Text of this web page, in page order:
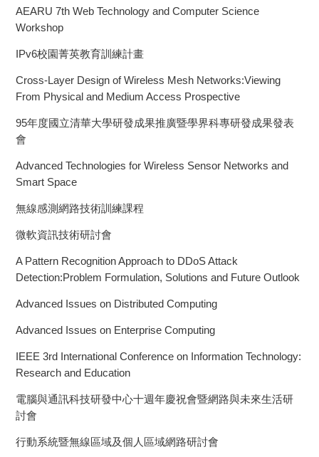
AEARU 7th Web Technology and Computer Science
Workshop
IPv6校園菁英教育訓練計畫
Cross-Layer Design of Wireless Mesh Networks:Viewing
From Physical and Medium Access Prospective
95年度國立清華大學研發成果推廣暨學界科專研發成果發表
會
Advanced Technologies for Wireless Sensor Networks and
Smart Space
無線感測網路技術訓練課程
微軟資訊技術研討會
A Pattern Recognition Approach to DDoS Attack
Detection:Problem Formulation, Solutions and Future Outlook
Advanced Issues on Distributed Computing
Advanced Issues on Enterprise Computing
IEEE 3rd International Conference on Information Technology:
Research and Education
電腦與通訊科技研發中心十週年慶祝會暨網路與未來生活研
討會
行動系統暨無線區域及個人區域網路研討會